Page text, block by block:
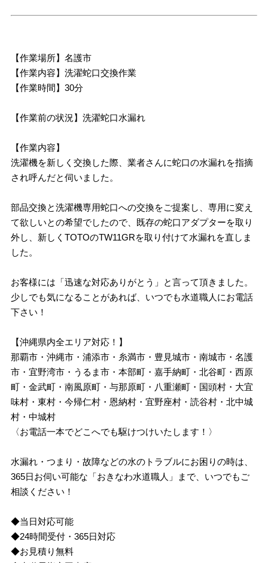
【作業場所】名護市
【作業内容】洗濯蛇口交換作業
【作業時間】30分
【作業前の状況】洗濯蛇口水漏れ
【作業内容】
洗濯機を新しく交換した際、業者さんに蛇口の水漏れを指摘
され呼んだと伺いました。
部品交換と洗濯機専用蛇口への交換をご提案し、専用に変え
て欲しいとの希望でしたので、既存の蛇口アダプターを取り
外し、新しくTOTOのTW11GRを取り付けて水漏れを直しま
した。
お客様には「迅速な対応ありがとう」と言って頂きました。
少しでも気になることがあれば、いつでも水道職人にお電話
下さい！
【沖縄県内全エリア対応！】
那覇市・沖縄市・浦添市・糸満市・豊見城市・南城市・名護
市・宜野湾市・うるま市・本部町・嘉手納町・北谷町・西原
町・金武町・南風原町・与那原町・八重瀬町・国頭村・大宜
味村・東村・今帰仁村・恩納村・宜野座村・読谷村・北中城
村・中城村
〈お電話一本でどこへでも駆けつけいたします！〉
水漏れ・つまり・故障などの水のトラブルにお困りの時は、
365日お伺い可能な「おきなわ水道職人」まで、いつでもご
相談ください！
◆当日対応可能
◆24時間受付・365日対応
◆お見積り無料